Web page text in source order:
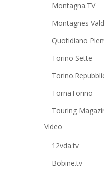
Montagna.TV
Montagnes
Quotidiano
Torino Sette
TornaTorino
Touring
Video
12vda.tv
Bobine.tv